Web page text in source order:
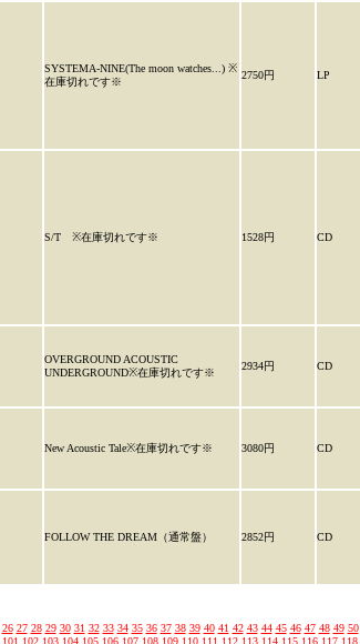
SYSTEMA-NINE(The moon watches...) ※
在庫切れです※
2750円 LP
S/T ※在庫切れです※ 1528円 CD
OVERGROUND ACOUSTIC
UNDERGROUND※在庫切れです※
2934円 CD
New Acoustic Tale※在庫切れです※ 3080円 CD
FOLLOW THE DREAM（通常盤） 2852円 CD
26 27 28 29 30 31 32 33 34 35 36 37 38 39 40 41 42 43 44 45 46 47 48 49 50
101 102 103 104 105 106 107 108 109 110 111 112 113 114 115 116 117 118